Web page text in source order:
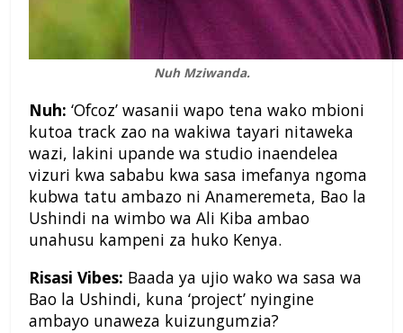
Nuh Mziwanda.
Nuh: ‘Ofcoz’ wasanii wapo tena wako mbioni
kutoa track zao na wakiwa tayari nitaweka
wazi, lakini upande wa studio inaendelea
vizuri kwa sababu kwa sasa imefanya ngoma
kubwa tatu ambazo ni Anameremeta, Bao la
Ushindi na wimbo wa Ali Kiba ambao
unahusu kampeni za huko Kenya.
Risasi Vibes: Baada ya ujio wako wa sasa wa
Bao la Ushindi, kuna ‘project’ nyingine
ambayo unaweza kuizungumzia?